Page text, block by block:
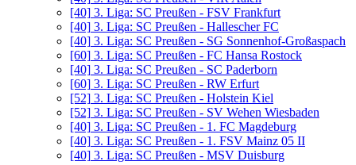
[40] 3. Liga: SC Preußen - FSV Frankfurt
[40] 3. Liga: SC Preußen - Hallescher FC
[40] 3. Liga: SC Preußen - SG Sonnenhof-Großaspach
[60] 3. Liga: SC Preußen - FC Hansa Rostock
[40] 3. Liga: SC Preußen - SC Paderborn
[60] 3. Liga: SC Preußen - RW Erfurt
[52] 3. Liga: SC Preußen - Holstein Kiel
[52] 3. Liga: SC Preußen - SV Wehen Wiesbaden
[40] 3. Liga: SC Preußen - 1. FC Magdeburg
[40] 3. Liga: SC Preußen - 1. FSV Mainz 05 II
[40] 3. Liga: SC Preußen - MSV Duisburg